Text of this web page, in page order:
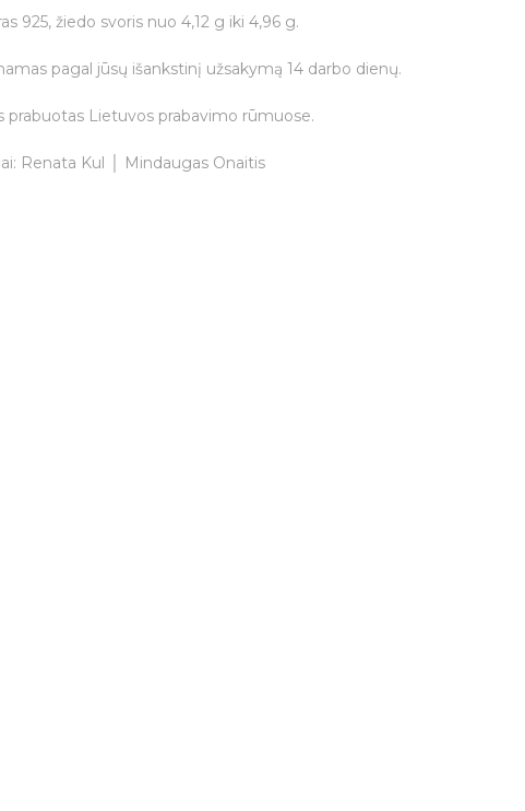
"The925, žiedo svoris nuo 4,12 g iki 4,96 g.
pagal jūsų išankstinį užsakymą 14 darbo dienų.
prabuotas Lietuvos prabavimo rūmuose.
Renata Kul │ Mindaugas Onaitis